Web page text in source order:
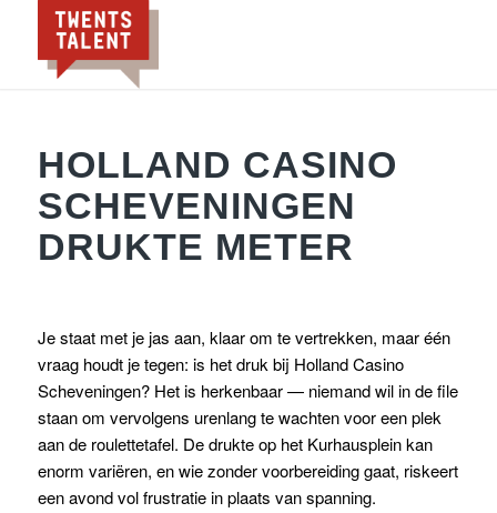
HOLLAND CASINO
SCHEVENINGEN
DRUKTE METER
Je staat met je jas aan, klaar om te vertrekken, maar één
vraag houdt je tegen: is het druk bij Holland Casino
Scheveningen? Het is herkenbaar — niemand wil in de file
staan om vervolgens urenlang te wachten voor een plek
aan de roulettetafel. De drukte op het Kurhausplein kan
enorm variëren, en wie zonder voorbereiding gaat, riskeert
een avond vol frustratie in plaats van spanning.